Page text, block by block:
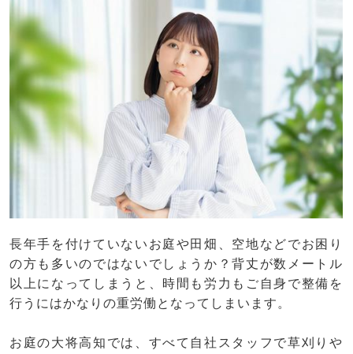
長年手を付けていないお庭や田畑、空地などでお困り
の方も多いのではないでしょうか？背丈が数メートル
以上になってしまうと、時間も労力もご自身で整備を
行うにはかなりの重労働となってしまいます。
お庭の大将高知では、すべて自社スタッフで草刈りや